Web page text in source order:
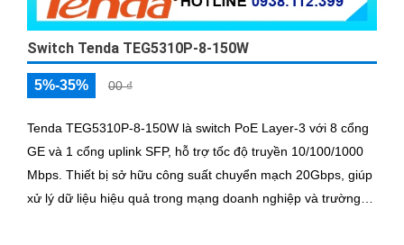
Switch Tenda TEG5310P-8-150W
5%-35% 00 ₫
Tenda TEG5310P-8-150W là switch PoE Layer-3 với 8 cổng
GE và 1 cổng uplink SFP, hỗ trợ tốc độ truyền 10/100/1000
Mbps. Thiết bị sở hữu công suất chuyển mạch 20Gbps, giúp
xử lý dữ liệu hiệu quả trong mạng doanh nghiệp và trường